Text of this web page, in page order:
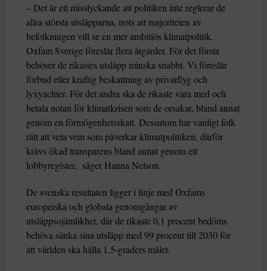
– Det är ett misslyckande att politiken inte reglerar de
allra största utsläpparna, trots att majoriteten av
befolkningen vill se en mer ambitiös klimatpolitik.
Oxfam Sverige föreslår flera åtgärder. För det första
behöver de rikastes utsläpp minska snabbt. Vi föreslår
förbud eller kraftig beskattning av privatflyg och
lyxyachter. För det andra ska de rikaste vara med och
betala notan för klimatkrisen som de orsakar, bland annat
genom en förmögenhetsskatt. Dessutom har vanligt folk
rätt att veta vem som påverkar klimatpolitiken, därför
krävs ökad transparens bland annat genom ett
lobbyregister, säger Hanna Nelson.
De svenska resultaten ligger i linje med Oxfams
europeiska och globala genomgångar av
utsläppsojämlikhet, där de rikaste 0,1 procent bedöms
behöva sänka sina utsläpp med 99 procent till 2030 för
att världen ska hålla 1,5-graders målet.